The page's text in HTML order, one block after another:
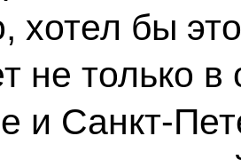
хотел бы
не только в
и Санкт-